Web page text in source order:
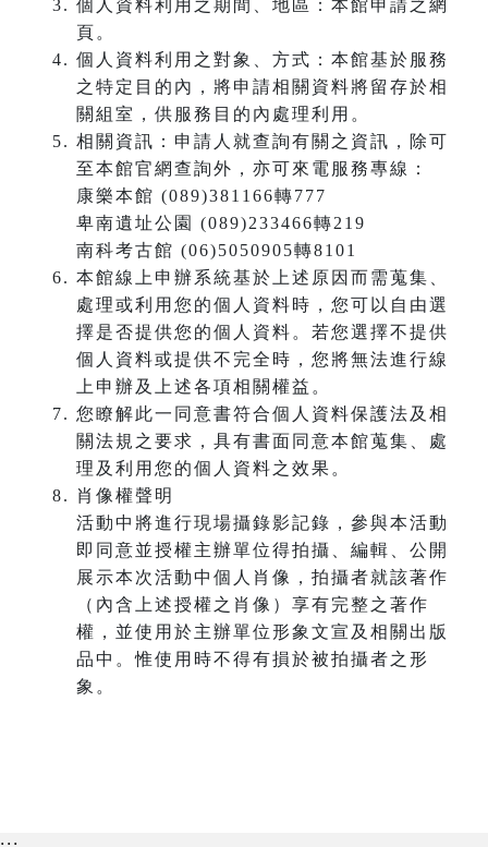
個人資料利用之期間、地區：本館申請之網
頁。
個人資料利用之對象、方式：本館基於服務
之特定目的內，將申請相關資料將留存於相
關組室，供服務目的內處理利用。
相關資訊：申請人就查詢有關之資訊，除可
至本館官網查詢外，亦可來電服務專線：
康樂本館 (089)381166轉777
卑南遺址公園 (089)233466轉219
南科考古館 (06)5050905轉8101
本館線上申辦系統基於上述原因而需蒐集、
處理或利用您的個人資料時，您可以自由選
擇是否提供您的個人資料。若您選擇不提供
個人資料或提供不完全時，您將無法進行線
上申辦及上述各項相關權益。
您瞭解此一同意書符合個人資料保護法及相
關法規之要求，具有書面同意本館蒐集、處
理及利用您的個人資料之效果。
肖像權聲明
活動中將進行現場攝錄影記錄，參與本活動
即同意並授權主辦單位得拍攝、編輯、公開
展示本次活動中個人肖像，拍攝者就該著作
（內含上述授權之肖像）享有完整之著作
權，並使用於主辦單位形象文宣及相關出版
品中。惟使用時不得有損於被拍攝者之形
象。